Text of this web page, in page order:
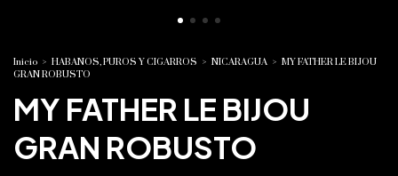
Inicio > HABANOS, PUROS Y CIGARROS > NICARAGUA > MY FATHER LE BIJOU
GRAN ROBUSTO
MY FATHER LE BIJOU
GRAN ROBUSTO